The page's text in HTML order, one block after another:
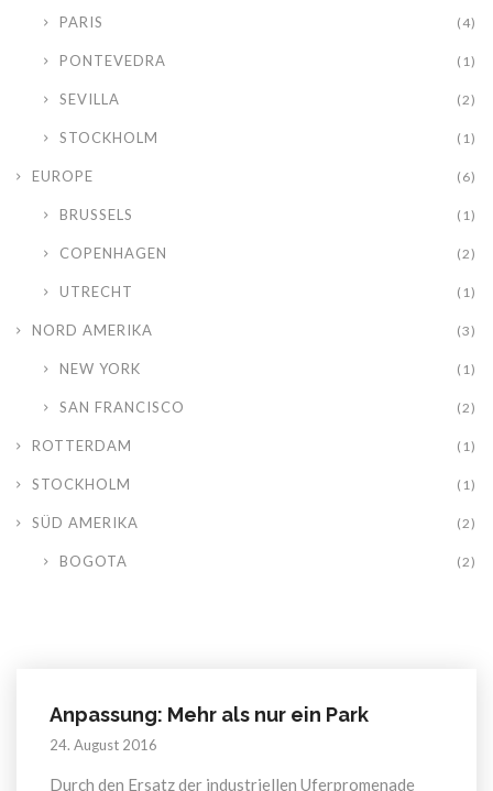
PARIS (4)
PONTEVEDRA (1)
SEVILLA (2)
STOCKHOLM (1)
EUROPE (6)
BRUSSELS (1)
COPENHAGEN (2)
UTRECHT (1)
NORD AMERIKA (3)
NEW YORK (1)
SAN FRANCISCO (2)
ROTTERDAM (1)
STOCKHOLM (1)
SÜD AMERIKA (2)
BOGOTA (2)
Anpassung: Mehr als nur ein Park
24. August 2016
Durch den Ersatz der industriellen Uferpromenade